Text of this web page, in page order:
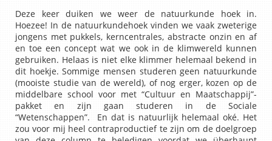
Deze keer duiken we weer de natuurkunde hoek in.
Hoezee! In de natuurkundehoek vinden we vaak zweterige
jongens met pukkels, kerncentrales, abstracte onzin en af
en toe een concept wat we ook in de klimwereld kunnen
gebruiken. Helaas is niet elke klimmer helemaal bekend in
dit hoekje. Sommige mensen studeren geen natuurkunde
(mooiste studie van de wereld), of nog erger, kozen op de
middelbare school voor met “Cultuur en Maatschappij”-
pakket en zijn gaan studeren in de Sociale
“Wetenschappen”. En dat is natuurlijk helemaal oké. Het
zou voor mij heel contraproductief te zijn om de doelgroep